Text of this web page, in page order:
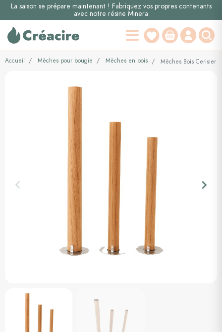
La saison se prépare maintenant ! Fabriquez vos propres contenants
avec notre résine Minera
Accueil Mèches pour bougie Mèches en bois Mèches Bois Cerisier
Précédent
keyboard_arrow_left keyboard_arrow_right